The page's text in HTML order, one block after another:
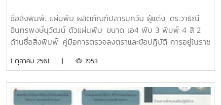
พิมพ์: ตุลาคม 2561 จำนวนหน้า: 254 หน้า ตัวเล่ม: ขนาด เอ4
ปกอาร์ตมัน 260 แกรม พิมพ์ 4 สี เคลือบมัน เนื้อในปอนด์ 80
แกรม พิมพ์ 1 สี เข้าเล่มไสกาวชื่อสิ่งพิมพ์: แผ่นพับ การแสดง
ผู้จัดทำ: ศูนย์กล้วยไม้ ไม้ดอกไม้ประดับ ตัวแผ่นพับ: ขนาด เอ4
ชื่อสิ่งพิมพ์: แผ่นพับ ผลิตภัณฑ์ปลารมควัน ผู้แต่ง: ดร.วาธิณี
อินทรพงษ์นุวัฒน์ ตัวแผ่นพับ: ขนาด เอ4 พับ 3 พิมพ์ 4 สี 2
ด้านชื่อสิ่งพิมพ์: คู่มือการตรวจลงตราและข้อปฏิบัติ การอยู่ในราช
ชาติที่มาศึกษา แลกเปลี่ยน หรือปฏิบัติงาน ณ มหาวิทยาลัยแม่โจ้
หน้า ตัวเล่ม: ขนาด เอ5 ปกอาร์ตมัน 260 แกรม พิมพ์ 4 สี
เคลือบมัน เนื้อใน ปอนด์ 70 แกรม พิมพ์ 4 สี เข้าเล่มมุงหลังคา
1 ตุลาคม 2561 | 1953